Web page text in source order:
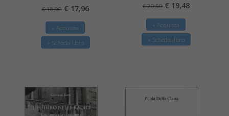
€ 18,90 € 17,96
» Acquista
» Scheda libro
€ 20,50 € 19,48
» Acquista
» Scheda libro